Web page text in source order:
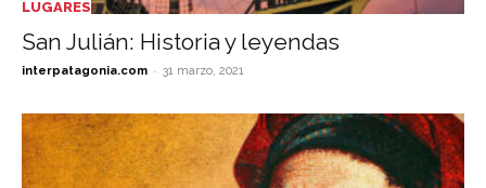
LUGARES
San Julián: Historia y leyendas
interpatagonia.com - 31 marzo, 2021